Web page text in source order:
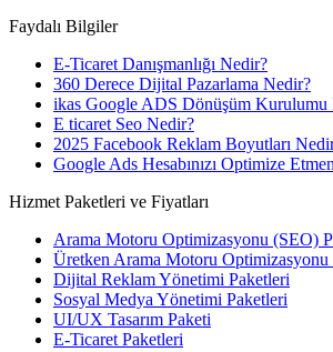
Faydalı Bilgiler
E-Ticaret Danışmanlığı Nedir?
360 Derece Dijital Pazarlama Nedir?
ikas Google ADS Dönüşüm Kurulumu
E ticaret Seo Nedir?
2025 Facebook Reklam Boyutları
Google Ads Hesabınızı Optimize
Hizmet Paketleri ve Fiyatları
Arama Motoru Optimizasyonu (SEO)
Üretken Arama Motoru
Dijital Reklam Yönetimi Paketleri
Sosyal Medya Yönetimi Paketleri
UI/UX Tasarım Paketi
E-Ticaret Paketleri